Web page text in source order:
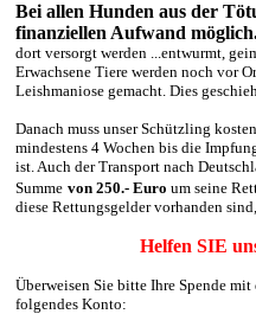
Bei allen Hunden aus der
finanziellen Aufwand
dort versorgt werden ...entwurmt,
Erwachsene Tiere werden noch vor
Leishmaniose gemacht. Dies
Danach muss unser Schützling
mindestens 4 Wochen bis die
ist. Auch der Transport nach
Summe von 250.- Euro um seine
diese Rettungsgelder vorhanden
Helfen SIE
Überweisen Sie bitte Ihre Spende
folgendes Konto: